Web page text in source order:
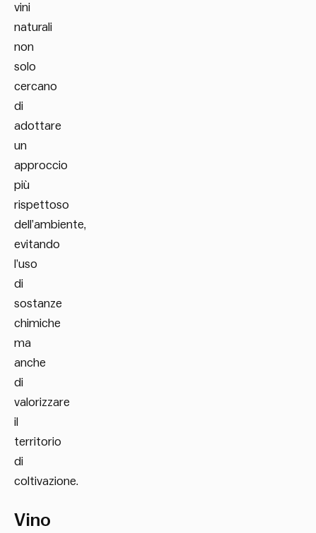
vini
naturali
non
solo
cercano
di
adottare
un
approccio
più
rispettoso
dell’ambiente,
evitando
l’uso
di
sostanze
chimiche
ma
anche
di
valorizzare
il
territorio
di
coltivazione.
Vino